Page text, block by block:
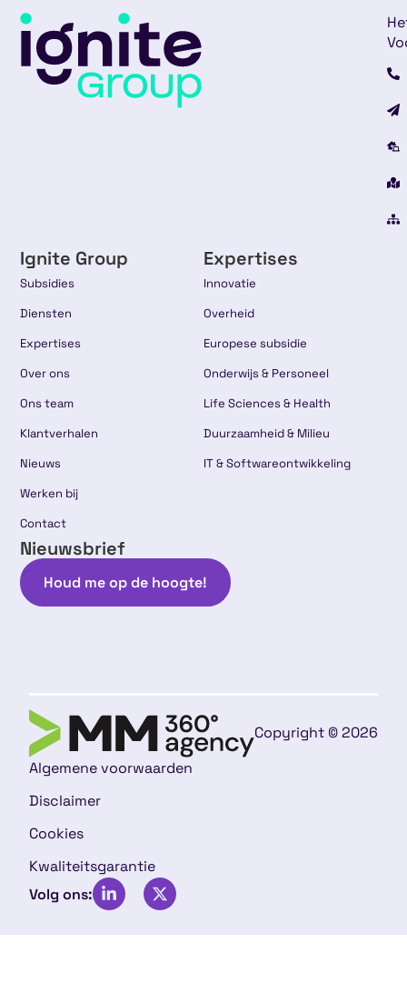
Ignite Group
Subsidies
Diensten
Expertises
Over ons
Ons team
Klantverhalen
Nieuws
Werken bij
Contact
Expertises
Innovatie
Overheid
Europese subsidie
Onderwijs & Personeel
Life Sciences & Health
Duurzaamheid & Milieu
IT & Softwareontwikkeling
Nieuwsbrief
Houd me op de hoogte!
Copyright © 2026
Algemene voorwaarden
Disclaimer
Cookies
Kwaliteitsgarantie
Volg ons: